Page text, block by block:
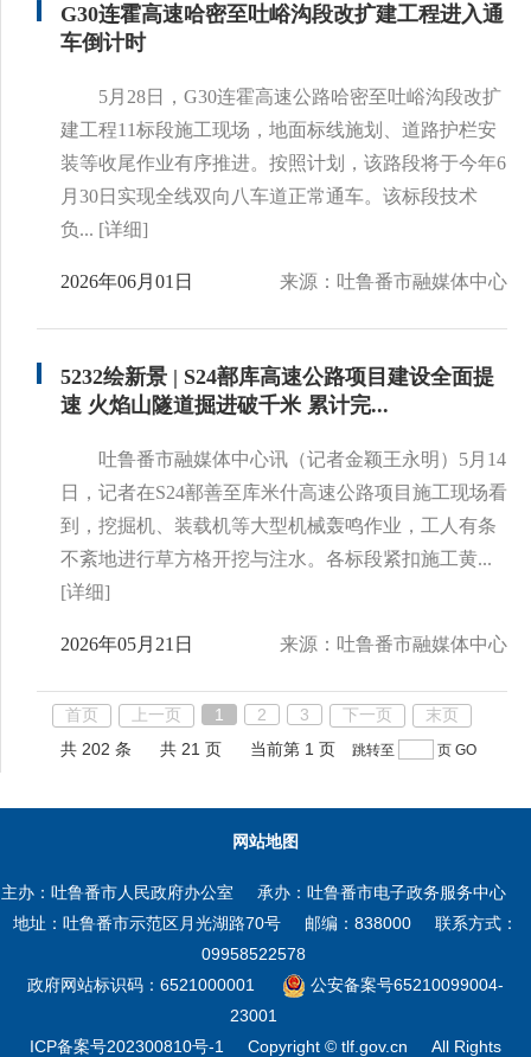
G30连霍高速哈密至吐峪沟段改扩建工程进入通
车倒计时
5月28日，G30连霍高速公路哈密至吐峪沟段改扩
建工程11标段施工现场，地面标线施划、道路护栏安
装等收尾作业有序推进。按照计划，该路段将于今年6
月30日实现全线双向八车道正常通车。该标段技术
负... [详细]
2026年06月01日 来源：吐鲁番市融媒体中心
5232绘新景 | S24鄯库高速公路项目建设全面提
速 火焰山隧道掘进破千米 累计完...
吐鲁番市融媒体中心讯（记者金颖王永明）5月14
日，记者在S24鄯善至库米什高速公路项目施工现场看
到，挖掘机、装载机等大型机械轰鸣作业，工人有条
不紊地进行草方格开挖与注水。各标段紧扣施工黄...
[详细]
2026年05月21日 来源：吐鲁番市融媒体中心
首页 上一页 1 2 3 下一页
末页
共 202 条
共 21 页 当前第 1 页 跳转至 页 GO
网站地图
主办：吐鲁番市人民政府办公室
承办：吐鲁番市电子政务服务中心
地址：吐鲁番市示范区月光湖路70号
邮编：838000
联系方式：
09958522578
政府网站标识码：6521000001
公安备案号65210099004-
23001
ICP备案号202300810号-1
Copyright © tlf.gov.cn All Rights